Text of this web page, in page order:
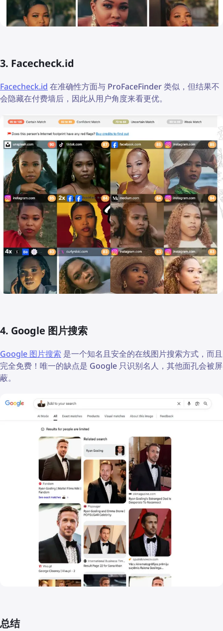
3. Facecheck.id
Facecheck.id 在准确性方面与 ProFaceFinder 类似，但结果不
会隐藏在付费墙后，因此从用户角度来看更优。
4. Google 图片搜索
Google 图片搜索 是一个知名且安全的在线图片搜索方式，而且
完全免费！唯一的缺点是 Google 只识别名人，其他面孔会被屏
蔽。
总结